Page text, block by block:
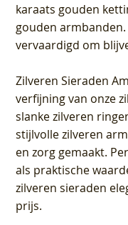
karaats gouden
gouden
vervaardigd om
Zilveren Sieraden
verfijning van onze
slanke zilveren
stijlvolle zilveren
en zorg gemaakt.
als praktische
zilveren sieraden
prijs.